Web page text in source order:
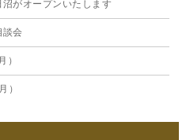
がオープンいたします
談会
）